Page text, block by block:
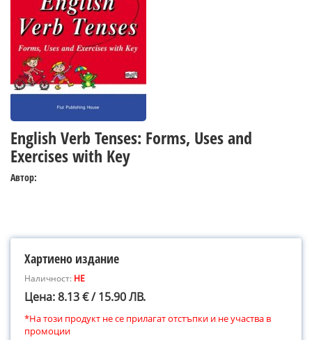
English Verb Tenses: Forms, Uses and
Exercises with Key
Автор:
Хартиено издание
Наличност: НЕ
Цена: 8.13 € / 15.90 ЛВ.
*На този продукт не се прилагат отстъпки и не участва в
промоции